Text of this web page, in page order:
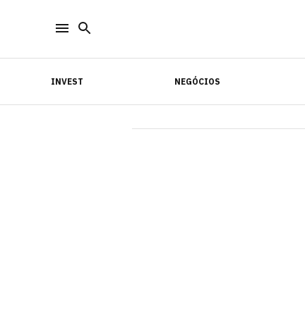
INVEST NEGÓCIOS
INVEST